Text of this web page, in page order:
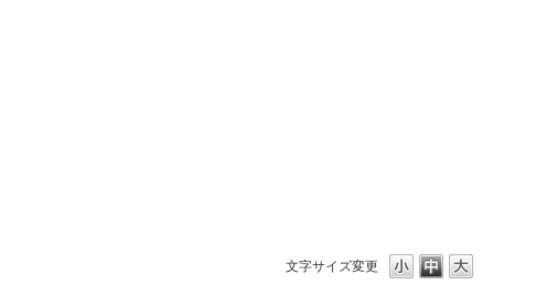
文字サイズ変更